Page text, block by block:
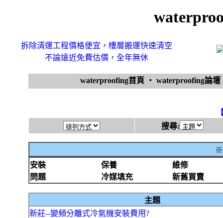
拆除清運工程價格便宜，樓層搬運快速清空
不論遠近免費估價，全年無休
waterproofing首頁 ‧ waterproofing論壇
搜尋:
※
安裝
保養
維修
問題
冷媒填充 新舊買賣
主題
新莊--變頻分離式冷氣機安裝費用?